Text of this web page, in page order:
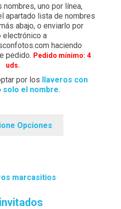
nombres, uno por línea,
apartado lista de nombres
abajo, o enviarlo por
electrónico a
haciendo
pedido. Pedido mínimo: 4
uds.
por los llaveros con
solo el nombre.
Opciones